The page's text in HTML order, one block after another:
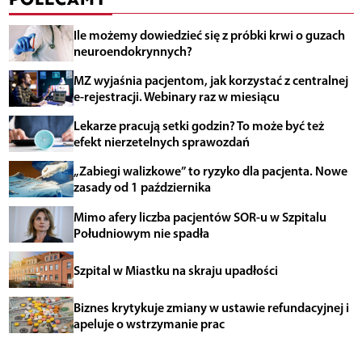
Ile możemy dowiedzieć się z próbki krwi o guzach
neuroendokrynnych?
MZ wyjaśnia pacjentom, jak korzystać z centralnej
e-rejestracji. Webinary raz w miesiącu
Lekarze pracują setki godzin? To może być też
efekt nierzetelnych sprawozdań
„Zabiegi walizkowe” to ryzyko dla pacjenta. Nowe
zasady od 1 października
Mimo afery liczba pacjentów SOR-u w Szpitalu
Południowym nie spadła
Szpital w Miastku na skraju upadłości
Biznes krytykuje zmiany w ustawie refundacyjnej i
apeluje o wstrzymanie prac